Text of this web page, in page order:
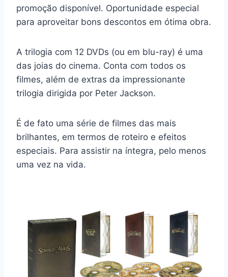
promoção disponível. Oportunidade especial
para aproveitar bons descontos em ótima obra.
A trilogia com 12 DVDs (ou em blu-ray) é uma
das joias do cinema. Conta com todos os
filmes, além de extras da impressionante
trilogia dirigida por Peter Jackson.
É de fato uma série de filmes das mais
brilhantes, em termos de roteiro e efeitos
especiais. Para assistir na íntegra, pelo menos
uma vez na vida.